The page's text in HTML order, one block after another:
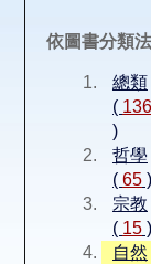
依圖書分類法
總類
( 136
)
哲學
( 65)
宗教
( 15)
自然